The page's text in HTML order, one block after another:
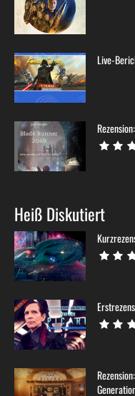
Live-
Heiß Diskutiert